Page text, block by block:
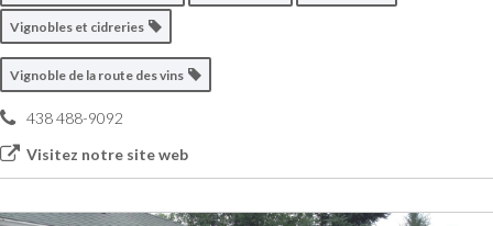
Vignobles et cidreries
Vignoble de la route des vins
438 488-9092
Visitez notre site web